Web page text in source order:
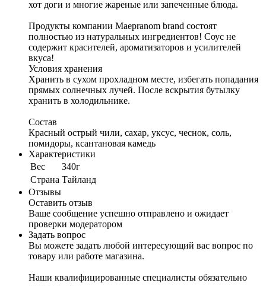
хот доги и многие жареные или запеченные блюда.
Продукты компании Maepranom brand состоят
полностью из натуральных ингредиентов! Соус не
содержит красителей, ароматизаторов и усилителей
вкуса!
Условия хранения
Хранить в сухом прохладном месте, избегать попадания
прямых солнечных лучей. После вскрытия бутылку
хранить в холодильнике.
Состав
Красный острый чили, сахар, уксус, чеснок, соль,
помидоры, ксантановая камедь
Характеристики
Вес
340г
Cтрана Тайланд
Отзывы
Оставить отзыв
Ваше сообщение успешно отправлено и ожидает
проверки модератором
Задать вопрос
Вы можете задать любой интересующий вас вопрос по
товару или работе магазина.
Наши квалифицированные специалисты обязательно